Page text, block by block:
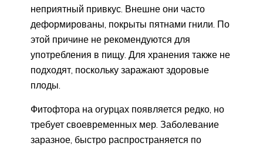
неприятный привкус. Внешне они часто
деформированы, покрыты пятнами гнили. По
этой причине не рекомендуются для
употребления в пищу. Для хранения также не
подходят, поскольку заражают здоровые
плоды.
Фитофтора на огурцах появляется редко, но
требует своевременных мер. Заболевание
заразное, быстро распространяется по